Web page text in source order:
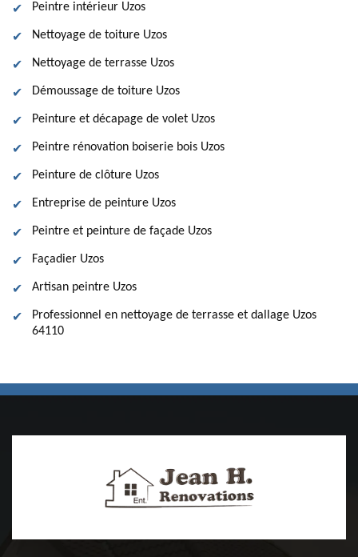
Peintre intérieur Uzos
Nettoyage de toiture Uzos
Nettoyage de terrasse Uzos
Démoussage de toiture Uzos
Peinture et décapage de volet Uzos
Peintre rénovation boiserie bois Uzos
Peinture de clôture Uzos
Entreprise de peinture Uzos
Peintre et peinture de façade Uzos
Façadier Uzos
Artisan peintre Uzos
Professionnel en nettoyage de terrasse et dallage Uzos
64110